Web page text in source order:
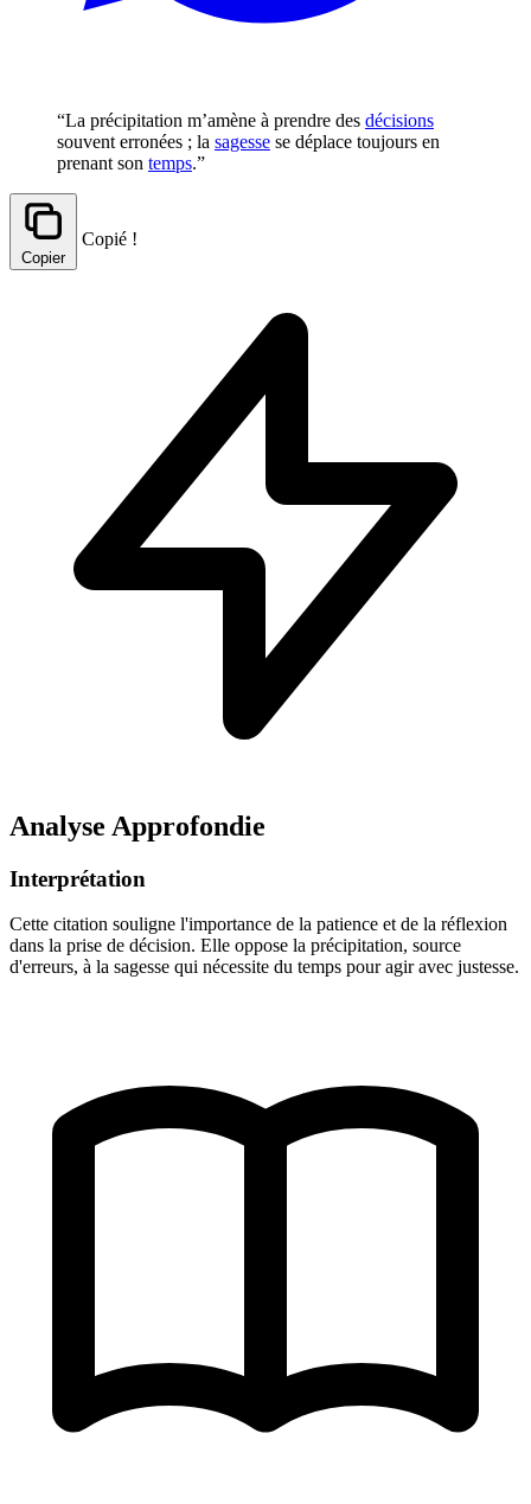
“La précipitation m’amène à prendre des décisions
souvent erronées ; la sagesse se déplace toujours en
prenant son temps.”
Copier
Copié !
Analyse Approfondie
Interprétation
Cette citation souligne l'importance de la patience et de la réflexion
dans la prise de décision. Elle oppose la précipitation, source
d'erreurs, à la sagesse qui nécessite du temps pour agir avec justesse.